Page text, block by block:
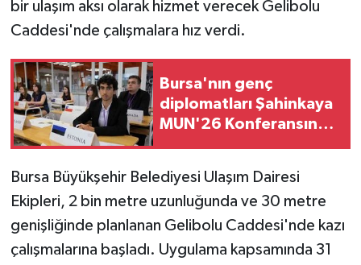
bir ulaşım aksı olarak hizmet verecek Gelibolu
Caddesi'nde çalışmalara hız verdi.
Bursa'nın genç
diplomatları Şahinkaya
MUN'26 Konferansında
Bursa Büyükşehir Belediyesi Ulaşım Dairesi
Ekipleri, 2 bin metre uzunluğunda ve 30 metre
genişliğinde planlanan Gelibolu Caddesi'nde kazı
çalışmalarına başladı. Uygulama kapsamında 31